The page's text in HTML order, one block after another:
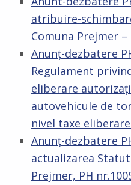
atribuire-
Comuna Prejmer –
Anunț-dezbatere
Regulament
eliberare
autovehicule de
nivel taxe
Anunț-dezbatere
actualizarea
Prejmer, PH